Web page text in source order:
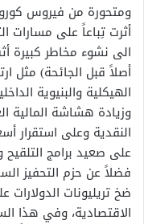
ومتحورة من فيروس
أثرت تِباعاً على مسارات
الى نشوء مخاطر كبيرة
أصلاً قبل الجائحة) مثل
الهيكلية والبنيوية
وزيادة هشاشة المالية
النقدية وعلى استقرار
على صعيد برامج
فضلاً عن حزم التحفيز
ضخ تريليونات
الاقتصادية، وفي هذا